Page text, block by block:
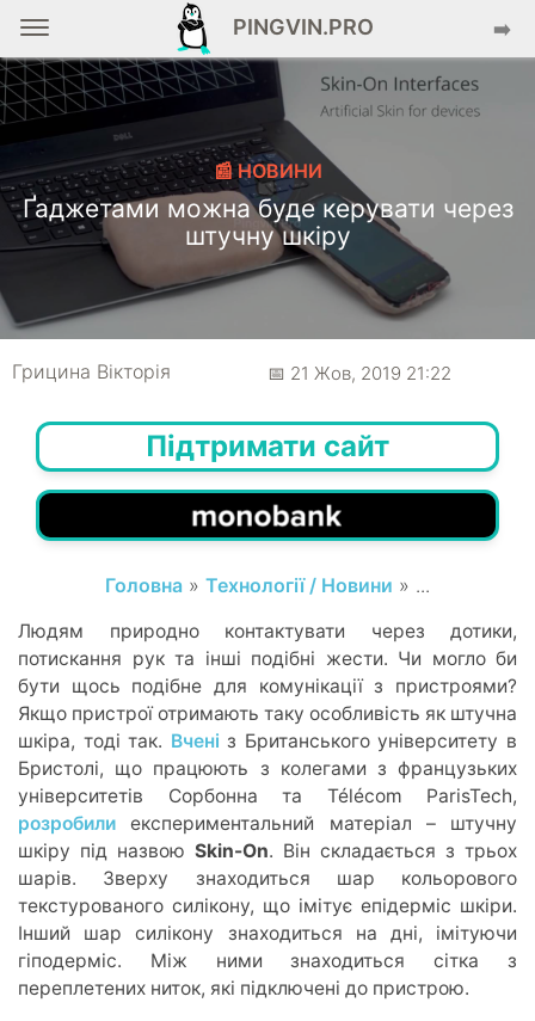
PINGVIN.PRO ➡️
📰 НОВИНИ
Ґаджетами можна буде керувати через
штучну шкіру
Грицина Вікторія 📅 21 Жов, 2019 21:22
Підтримати сайт
Головна » Технології / Новини » ...
Людям природно контактувати через дотики,
потискання рук та інші подібні жести. Чи могло би
бути щось подібне для комунікації з пристроями?
Якщо пристрої отримають таку особливість як штучна
шкіра, тоді так. Вчені з Британського університету в
Бристолі, що працюють з колегами з французьких
університетів Сорбонна та Télécom ParisTech,
розробили експериментальний матеріал – штучну
шкіру під назвою Skin-On. Він складається з трьох
шарів. Зверху знаходиться шар кольорового
текстурованого силікону, що імітує епідерміс шкіри.
Інший шар силікону знаходиться на дні, імітуючи
гіподерміс. Між ними знаходиться сітка з
переплетених ниток, які підключені до пристрою.